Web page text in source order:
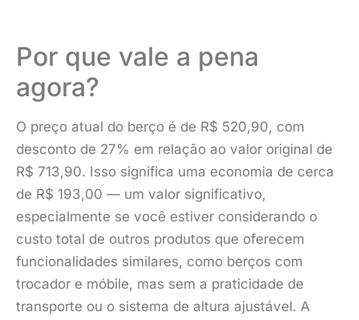
Por que vale a pena
agora?
O preço atual do berço é de R$ 520,90, com
desconto de 27% em relação ao valor original de
R$ 713,90. Isso significa uma economia de cerca
de R$ 193,00 — um valor significativo,
especialmente se você estiver considerando o
custo total de outros produtos que oferecem
funcionalidades similares, como berços com
trocador e móbile, mas sem a praticidade de
transporte ou o sistema de altura ajustável. A